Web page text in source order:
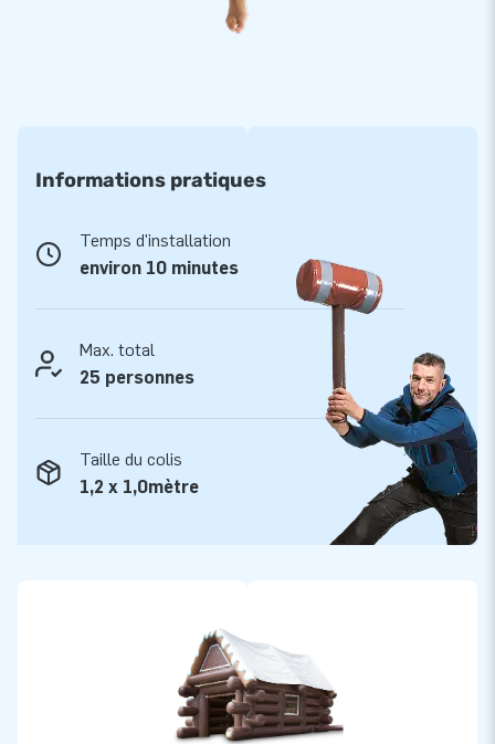
solide et de haute qualité. Elles sont donc durables et faciles
clients la plus belle des journées !
Plus de 15 000 clients ont également choisi JB
JB aide les gens à célébrer leurs événements dans le monde
entier depuis plus de 15 ans. Nous le faisons avec nos
concepteurs, développeurs et logisticiens, qui créent des
produits gonflables uniques ! Et vous êtes toujours assurés
de notre service et de notre livraison professionnels. C'est
pourquoi on nous appelle "creators of greatness" !
Informations pratiques
Temps d'installation
environ 10 minutes
Max. total
25 personnes
Taille du colis
1,2 x 1,0mètre